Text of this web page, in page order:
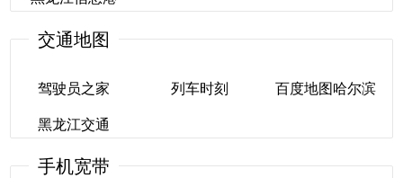
黑龙江信息港
交通地图
驾驶员之家
驾驶员之家
列车时刻
百度地图哈尔滨
黑龙江交通
黑龙江交通
手机宽带